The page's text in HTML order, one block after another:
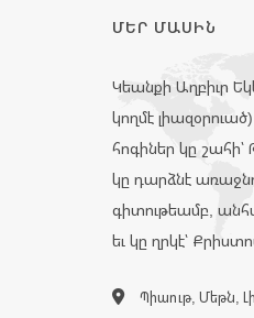
ՄԵՐ ՄԱՍԻՆ
Կեանքի Աղբիւր
կողմէ
հոգիներ կը
կը դարձնէ
գիտութեամբ,
եւ կը ղրկէ՝
Պիաութ, Մեթն,